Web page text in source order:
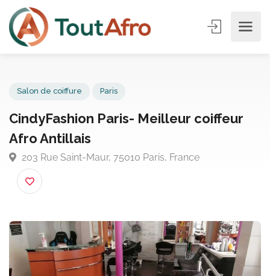
CindyFashion Paris- Meilleur coiffeur
Afro Antillais
203 Rue Saint-Maur, 75010 Paris, France